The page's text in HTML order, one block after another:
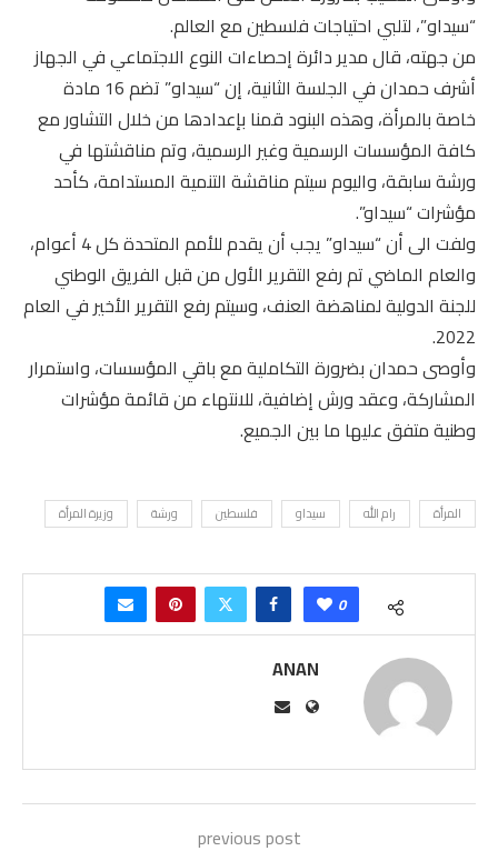
“سيداو”، لتلبي احتياجات فلسطين مع العالم.
من جهته، قال مدير دائرة إحصاءات النوع الاجتماعي في الجهاز
أشرف حمدان في الجلسة الثانية، إن “سيداو” تضم 16 مادة
خاصة بالمرأة، وهذه البنود قمنا بإعدادها من خلال التشاور مع
كافة المؤسسات الرسمية وغير الرسمية، وتم مناقشتها في
ورشة سابقة، واليوم سيتم مناقشة التنمية المستدامة، كأحد
مؤشرات “سيداو”.
ولفت الى أن “سيداو” يجب أن يقدم للأمم المتحدة كل 4 أعوام،
والعام الماضي تم رفع التقرير الأول من قبل الفريق الوطني
للجنة الدولية لمناهضة العنف، وسيتم رفع التقرير الأخير في العام
2022.
وأوصى حمدان بضرورة التكاملية مع باقي المؤسسات، واستمرار
المشاركة، وعقد ورش إضافية، للانتهاء من قائمة مؤشرات
وطنية متفق عليها ما بين الجميع.
المرأة رام الله سيداو فلسطين ورشة وزيرة المرأة
0
ANAN
previous post